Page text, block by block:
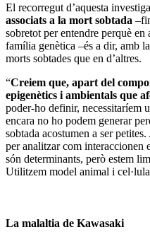
El recorregut d’aquesta
associats a la mort sobtada
sobretot per entendre perquè
família genètica –és a dir, amb
morts sobtades que en d’altres.
“Creiem que, apart del
epigenètics i ambientals que
poder-ho definir, necessitaríem
encara no ho podem generar
sobtada acostumen a ser
per analitzar com interaccionen
són determinants, però estem
Utilitzem model animal i
La malaltia de Kawasaki